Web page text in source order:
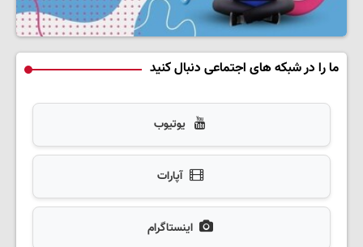
ما را در شبکه های اجتماعی دنبال کنید
یوتیوب
آپارات
اینستاگرام